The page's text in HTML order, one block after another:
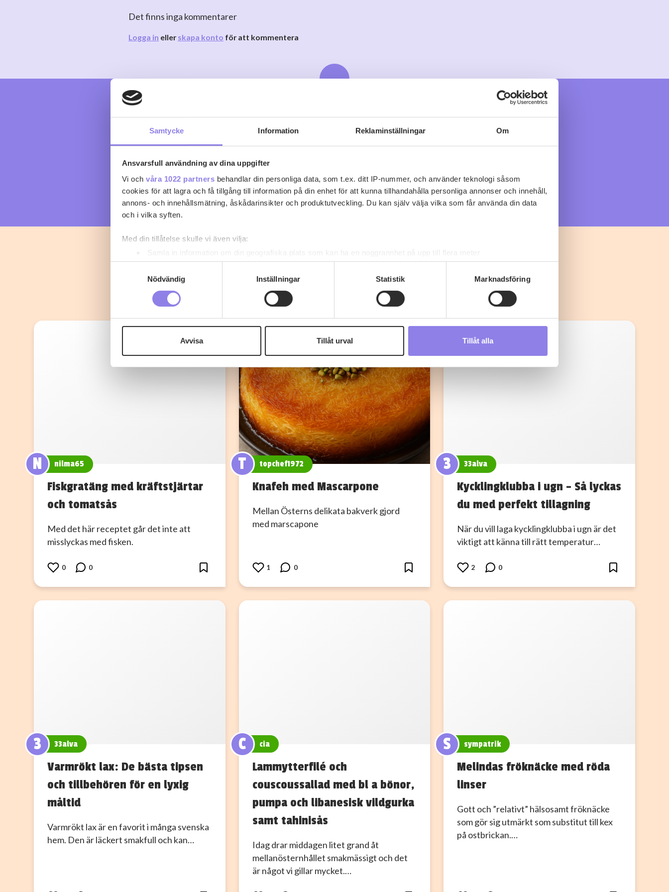
Samtycke Information Reklaminställningar Om
Ansvarsfull användning av dina uppgifter
Vi och våra 1022 partners behandlar din personliga data, som t.ex. ditt IP-nummer, och använder teknologi såsom
cookies för att lagra och få tillgång till information på din enhet för att kunna tillhandahålla personliga annonser och innehåll,
annons- och innehållsmätning, åskådarinsikter och produktutveckling. Du kan själv välja vilka som får använda din data
och i vilka syften.
Med din tillåtelse skulle vi även vilja:
Samla in information om din geografiska plats som kan ha en noggrannhet på upp till flera meter
Identifiera din enhet genom att aktivt skanna den för specifika kännetecken (fingeravtryck)
Ta reda på mer om hur dina personliga uppgifter behandlas och ställ in dina preferenser i
detaljsektionen. Du kan ändra
eller dra tillbaka ditt samtycke när som helst från cookie-förklaringen.
eller äldre. Genom att besöka webbplatsen intygar du att du är 25 år eller äldre.
till de sociala medier och annons- och analysföretag som vi samarbetar med. Dessa kan i sin tur kombinera informationen
med annan information som du har tillhandahållit eller som de har samlat in när du har använt deras tjänster.
Nödvändig
Inställningar Statistik Marknadsföring
Avvisa Tillåt urval Tillåt alla
Det finns inga kommentarer
Logga in eller skapa konto för att kommentera
Viner vi tror du gillar
N nilma65
Fiskgratäng med kräftstjärtar
och tomatsås
Med det här receptet går det inte att
misslyckas med fisken.
0 0
T topchef1972
Knafeh med Mascarpone
Mellan Österns delikata bakverk gjord
med marscapone
1 0
3 33alva
Kycklingklubba i ugn – Så lyckas
du med perfekt tillagning
När du vill laga kycklingklubba i ugn är det
viktigt att känna till rätt temperatur…
2 0
3 33alva
Varmrökt lax: De bästa tipsen
och tillbehören för en lyxig
måltid
Varmrökt lax är en favorit i många svenska
hem. Den är läckert smakfull och kan…
C cia
Lammytterfilé och
couscoussallad med bl a bönor,
pumpa och libanesisk vildgurka
samt tahinisås
Idag drar middagen litet grand åt
mellanösternhållet smakmässigt och det
är något vi gillar mycket.…
S sympatrik
Melindas fröknäcke med röda
linser
Gott och ”relativt” hälsosamt fröknäcke
som gör sig utmärkt som substitut till kex
på ostbrickan.…